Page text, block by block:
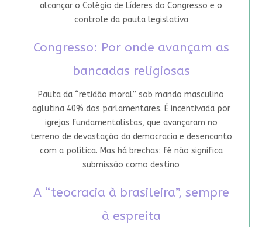
alcançar o Colégio de Líderes do Congresso e o
controle da pauta legislativa
Congresso: Por onde avançam as
bancadas religiosas
Pauta da “retidão moral” sob mando masculino
aglutina 40% dos parlamentares. É incentivada por
igrejas fundamentalistas, que avançaram no
terreno de devastação da democracia e desencanto
com a política. Mas há brechas: fé não significa
submissão como destino
A “teocracia à brasileira”, sempre
à espreita